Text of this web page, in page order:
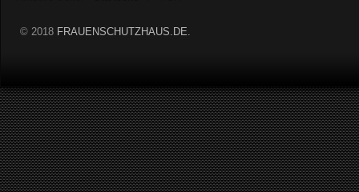
© 2018 FRAUENSCHUTZHAUS.DE.